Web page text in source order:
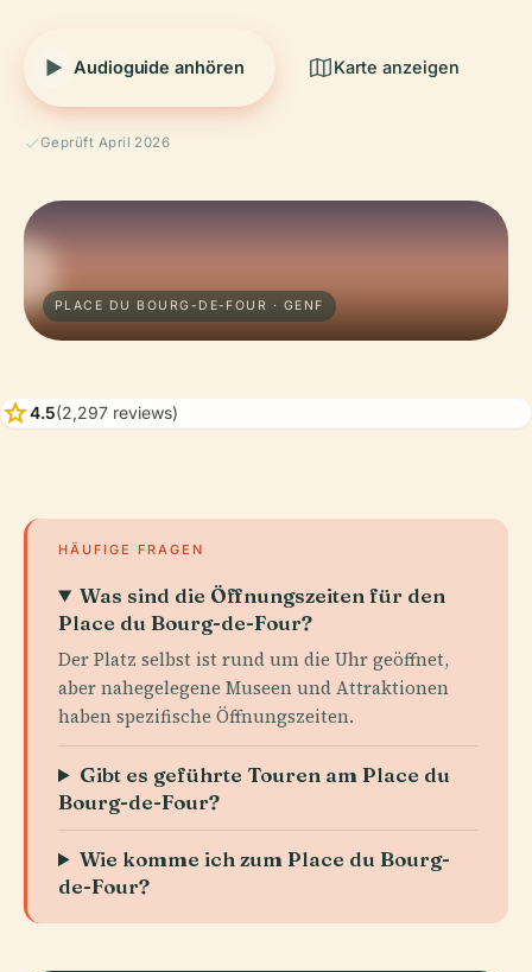
Audioguide anhören Karte anzeigen
Geprüft April 2026
PLACE DU BOURG-DE-FOUR · GENF
star4.5(2,297 reviews)
HÄUFIGE FRAGEN
Was sind die Öffnungszeiten für den
Place du Bourg-de-Four?
Der Platz selbst ist rund um die Uhr geöffnet,
aber nahegelegene Museen und Attraktionen
haben spezifische Öffnungszeiten.
Gibt es geführte Touren am Place du
Bourg-de-Four?
Wie komme ich zum Place du Bourg-
de-Four?